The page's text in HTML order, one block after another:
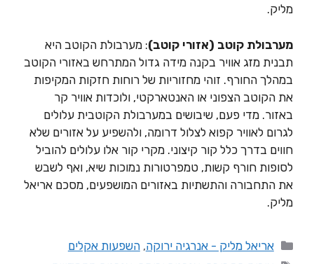
מליק.
מערבולת קוטב (אזורי קוטב): מערבולת הקוטב היא
תבנית מזג אוויר בקנה מידה גדול המתרחש באזורי הקוטב
במהלך החורף. זוהי מחזוריות של רוחות חזקות המקיפות
את הקוטב הצפוני או האנטארקטי, ולוכדות אוויר קר
באזור. מדי פעם, שיבושים במערבולת הקוטבית עלולים
לגרום לאוויר קפוא לצלול דרומה, ולהשפיע על אזורים שלא
חווים בדרך כלל קור קיצוני. מקרי קור אלו עלולים להוביל
לסופות חורף קשות, טמפרטורות נמוכות שיא, ואף לשבש
את התחבורה והתשתיות באזורים המושפעים, מסכם אריאל
מליק.
אריאל מליק - אנרגיה ירוקה,השפעות אקלים